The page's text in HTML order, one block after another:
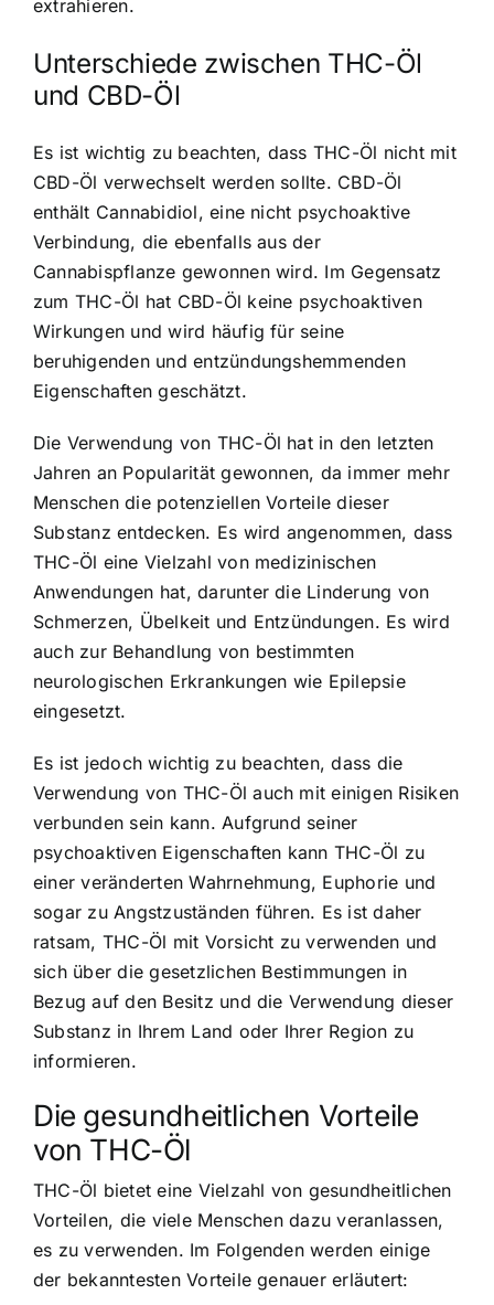
extrahieren.
Unterschiede zwischen THC-Öl
und CBD-Öl
Es ist wichtig zu beachten, dass THC-Öl nicht mit
CBD-Öl verwechselt werden sollte. CBD-Öl
enthält Cannabidiol, eine nicht psychoaktive
Verbindung, die ebenfalls aus der
Cannabispflanze gewonnen wird. Im Gegensatz
zum THC-Öl hat CBD-Öl keine psychoaktiven
Wirkungen und wird häufig für seine
beruhigenden und entzündungshemmenden
Eigenschaften geschätzt.
Die Verwendung von THC-Öl hat in den letzten
Jahren an Popularität gewonnen, da immer mehr
Menschen die potenziellen Vorteile dieser
Substanz entdecken. Es wird angenommen, dass
THC-Öl eine Vielzahl von medizinischen
Anwendungen hat, darunter die Linderung von
Schmerzen, Übelkeit und Entzündungen. Es wird
auch zur Behandlung von bestimmten
neurologischen Erkrankungen wie Epilepsie
eingesetzt.
Es ist jedoch wichtig zu beachten, dass die
Verwendung von THC-Öl auch mit einigen Risiken
verbunden sein kann. Aufgrund seiner
psychoaktiven Eigenschaften kann THC-Öl zu
einer veränderten Wahrnehmung, Euphorie und
sogar zu Angstzuständen führen. Es ist daher
ratsam, THC-Öl mit Vorsicht zu verwenden und
sich über die gesetzlichen Bestimmungen in
Bezug auf den Besitz und die Verwendung dieser
Substanz in Ihrem Land oder Ihrer Region zu
informieren.
Die gesundheitlichen Vorteile
von THC-Öl
THC-Öl bietet eine Vielzahl von gesundheitlichen
Vorteilen, die viele Menschen dazu veranlassen,
es zu verwenden. Im Folgenden werden einige
der bekanntesten Vorteile genauer erläutert: